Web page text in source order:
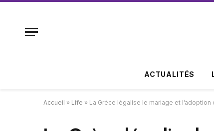
ACTUALITÉS
Accueil » Life » La Grèce légalise le mariage et